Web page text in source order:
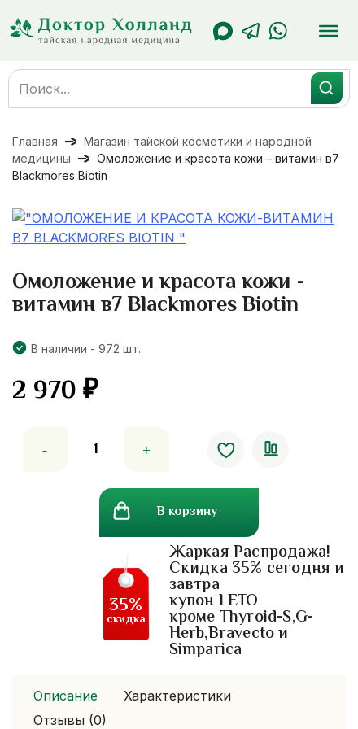
содержанию
Search
for:
Главная
Магазин тайской косметики и народной
медицины
Омоложение и красота кожи – витамин в7
Blackmores Biotin
Омоложение и красота кожи -
витамин в7 Blackmores Biotin
В наличии - 972 шт.
2 970₽
товара
В корзину
Жаркая Распродажа!
Скидка 35% сегодня и
завтра
купон LETO
кроме Thyroid-S,G-
Herb,Bravecto и
Simparica
35%
скидка
Описание
Характеристики
Отзывы (0)